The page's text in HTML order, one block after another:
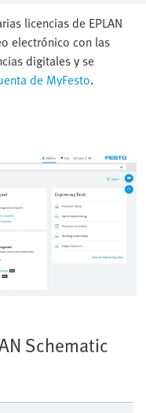
licencias de EPLAN
electrónico con las
digitales y se
de MyFesto.
Schematic